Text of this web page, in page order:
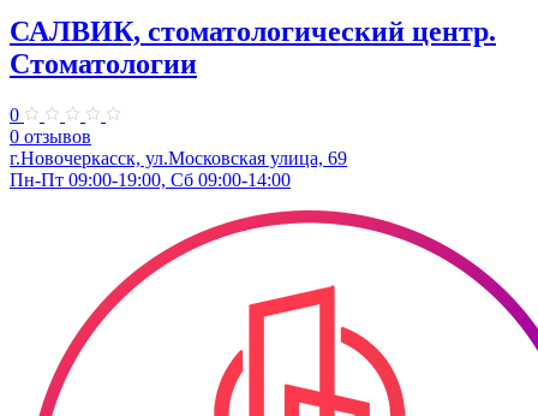
САЛВИК, стоматологический центр.
Стоматологии
0
0 отзывов
г.Новочеркасск, ул.Московская улица, 69
Пн-Пт 09:00-19:00, Сб 09:00-14:00